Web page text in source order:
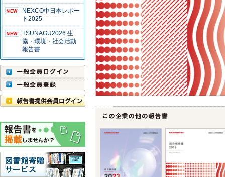
NEXCO中日本レポー
ト2025
TSUNAGU2026 生
協・環境・社会活動
報告書